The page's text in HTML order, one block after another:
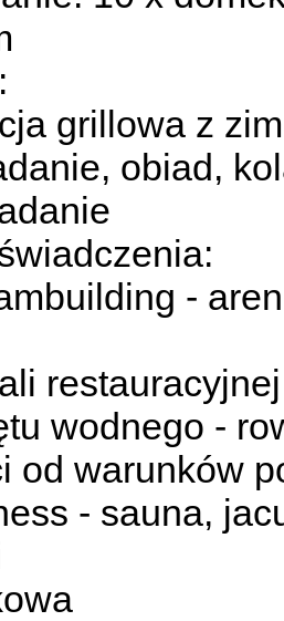
grillowa z
obiad,
-
wodnego -
od warunków
- sauna,